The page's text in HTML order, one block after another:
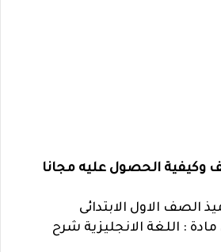
وكيفية الحصول عليه مجانا
الصف الاول الابتدائى
: اللغة الانجليزية شرح